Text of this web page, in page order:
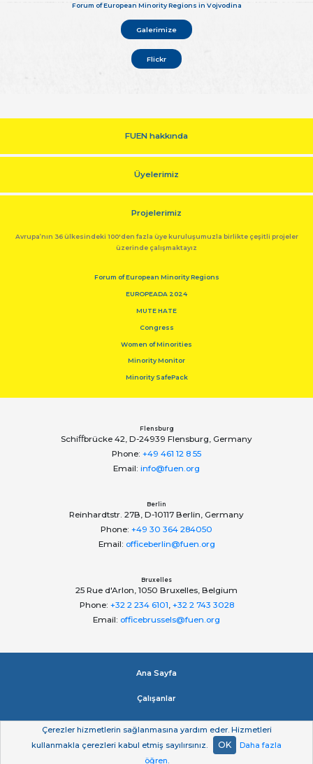
Forum of European Minority Regions in Vojvodina
Galerimize
Flickr
FUEN hakkında
Üyelerimiz
Projelerimiz
Avrupa’nın 36 ülkesindeki 100'den fazla üye kuruluşumuzla birlikte çeşitli projeler
üzerinde çalışmaktayız
Forum of European Minority Regions
EUROPEADA 2024
MUTE HATE
Congress
Women of Minorities
Minority Monitor
Minority SafePack
Flensburg
Schiﬀbrücke 42, D-24939 Flensburg, Germany
Phone: +49 461 12 8 55
Email: info@fuen.org
Berlin
Reinhardtstr. 27B, D-10117 Berlin, Germany
Phone: +49 30 364 284050
Email: officeberlin@fuen.org
Bruxelles
25 Rue d'Arlon, 1050 Bruxelles, Belgium
Phone: +32 2 234 6101, +32 2 743 3028
Email: officebrussels@fuen.org
Ana Sayfa
Çalışanlar
Impressum
Gizlilik beyan
Çerezler hizmetlerin sağlanmasına yardım eder. Hizmetleri
kullanmakla çerezleri kabul etmiş sayılırsınız.
OK
Daha fazla
öğren.